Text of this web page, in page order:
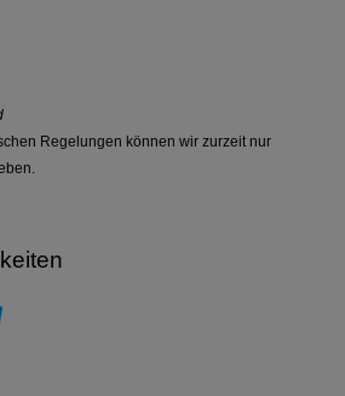
Regelungen können wir zurzeit nur